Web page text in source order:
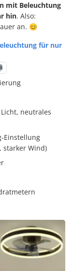
mit Beleuchtung
hin. Also:
an. 😊
für nur
neutrales
Einstellung
starker Wind)